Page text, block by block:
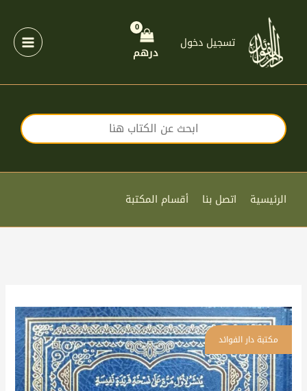
المحتوى
تسجيل دخول
درهم
الرئيسية اتصل بنا أقسام المكتبة